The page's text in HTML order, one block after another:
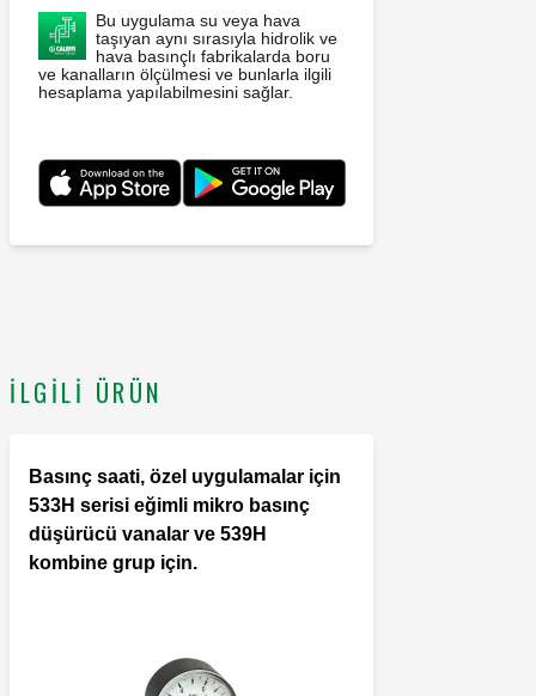
Bu uygulama su veya hava
taşıyan aynı sırasıyla hidrolik ve
hava basınçlı fabrikalarda boru
ve kanalların ölçülmesi ve bunlarla ilgili
hesaplama yapılabilmesini sağlar.
İLGILI ÜRÜN
Basınç saati, özel uygulamalar için
533H serisi eğimli mikro basınç
düşürücü vanalar ve 539H
kombine grup için.